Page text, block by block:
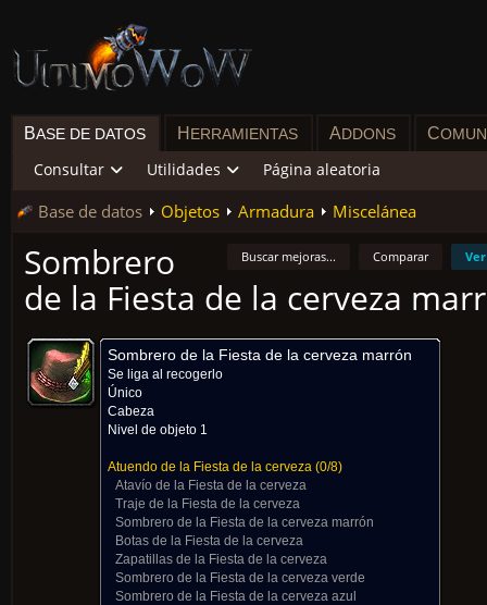
BASE DE DATOS H ERRAMIENTAS ADDONS C
Consultar Utilidades Página aleatoria
Base de datos Objetos Armadura Miscelánea
Comparar
Buscar mejoras...
Sombrero
de la Fiesta de la cerveza
Sombrero de la Fiesta de la cerveza marrón
Se liga al recogerlo
Único
Cabeza
Nivel de objeto 1
Atuendo de la Fiesta de la cerveza (0/8)
Atavío de la Fiesta de la cerveza
Traje de la Fiesta de la cerveza
Sombrero de la Fiesta de la cerveza marrón
Botas de la Fiesta de la cerveza
Zapatillas de la Fiesta de la cerveza
Sombrero de la Fiesta de la cerveza verde
Sombrero de la Fiesta de la cerveza azul